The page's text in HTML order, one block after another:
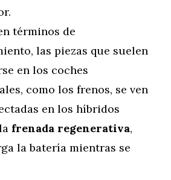
términos de
las piezas que suelen
en los coches
como los frenos, se ven
en los híbridos
frenada regenerativa,
la batería mientras se